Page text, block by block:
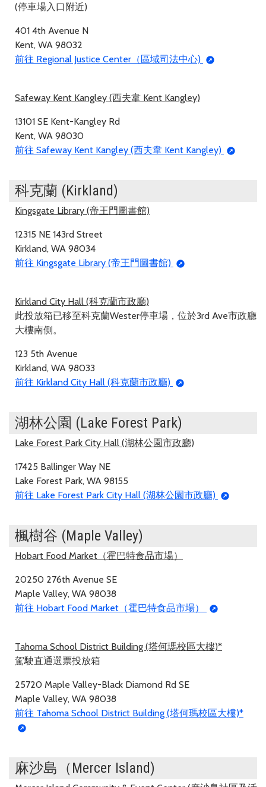
(停車場入口附近)
401 4th Avenue N
Kent, WA 98032
前往 Regional Justice Center（區域司法中心)
Safeway Kent Kangley (西夫韋 Kent Kangley)
13101 SE Kent-Kangley Rd
Kent, WA 98030
前往 Safeway Kent Kangley (西夫韋 Kent Kangley)
科克蘭 (Kirkland)
Kingsgate Library (帝王門圖書館)
12315 NE 143rd Street
Kirkland, WA 98034
前往 Kingsgate Library (帝王門圖書館)
Kirkland City Hall (科克蘭市政廳)
此投放箱已移至科克蘭Wester停車場，位於3rd Ave市政廳
大樓南側。
123 5th Avenue
Kirkland, WA 98033
前往 Kirkland City Hall (科克蘭市政廳)
湖林公園 (Lake Forest Park)
Lake Forest Park City Hall (湖林公園市政廳)
17425 Ballinger Way NE
Lake Forest Park, WA 98155
前往 Lake Forest Park City Hall (湖林公園市政廳)
楓樹谷 (Maple Valley)
Hobart Food Market（霍巴特食品市場）
20250 276th Avenue SE
Maple Valley, WA 98038
前往 Hobart Food Market（霍巴特食品市場）
Tahoma School District Building (塔何瑪校區大樓)*
駕駛直通選票投放箱
25720 Maple Valley-Black Diamond Rd SE
Maple Valley, WA 98038
前往 Tahoma School District Building (塔何瑪校區大樓)*
麻沙島（Mercer Island)